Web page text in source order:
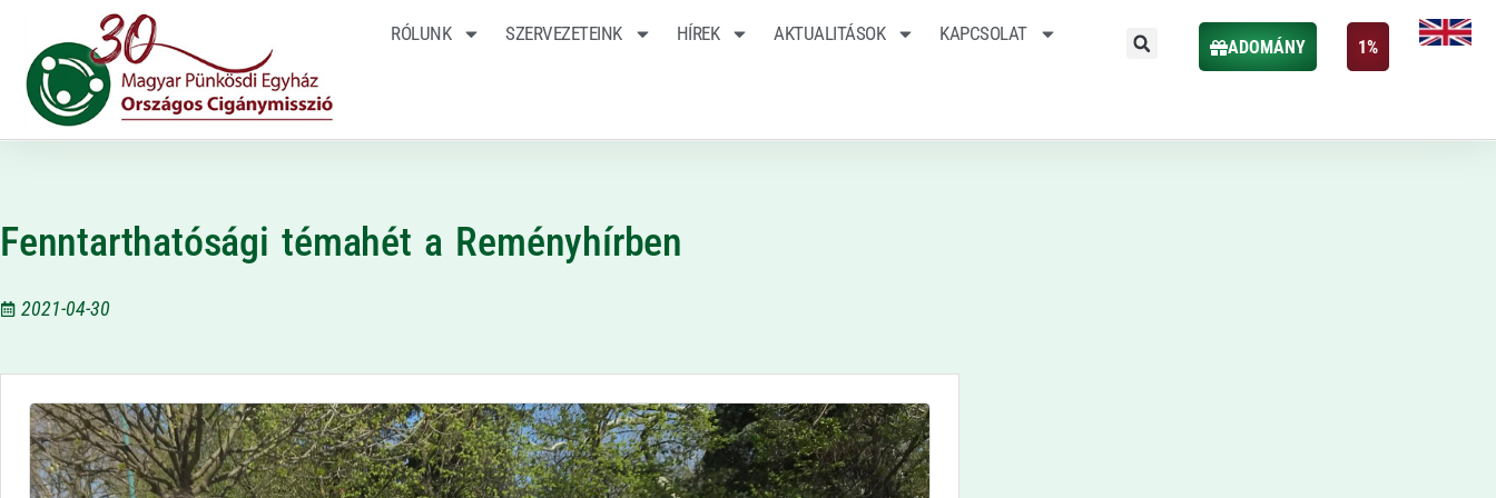
RÓLUNK SZERVEZETEINK HÍREK AKTUALITÁSOK KAPCSOLAT
ADOMÁNY 1%
Fenntarthatósági témahét a Reményhírben
2021-04-30